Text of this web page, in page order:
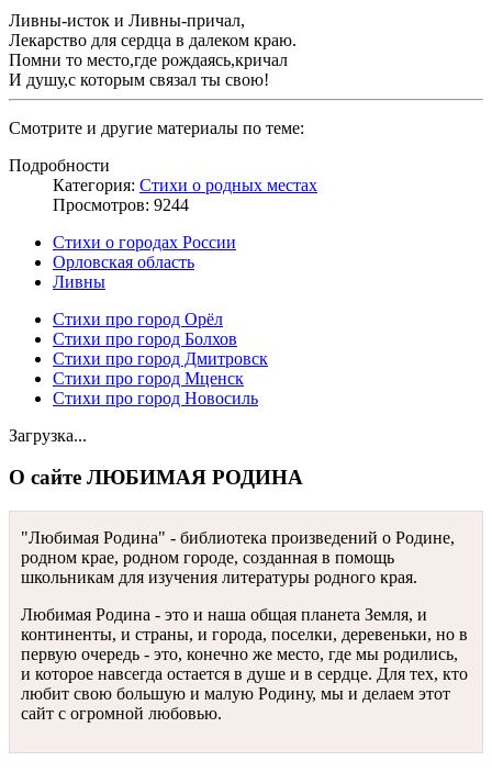
Ливны-исток и Ливны-причал,
Лекарство для сердца в далеком краю.
Помни то место,где рождаясь,кричал
И душу,с которым связал ты свою!
Смотрите и другие материалы по теме:
Подробности
Категория: Стихи о родных местах
Просмотров: 9244
Стихи о городах России
Орловская область
Ливны
Стихи про город Орёл
Стихи про город Болхов
Стихи про город Дмитровск
Стихи про город Мценск
Стихи про город Новосиль
Загрузка...
О сайте ЛЮБИМАЯ РОДИНА
"Любимая Родина" - библиотека произведений о Родине,
родном крае, родном городе, созданная в помощь
школьникам для изучения литературы родного края.
Любимая Родина - это и наша общая планета Земля, и
континенты, и страны, и города, поселки, деревеньки, но в
первую очередь - это, конечно же место, где мы родились,
и которое навсегда остается в душе и в сердце. Для тех, кто
любит свою большую и малую Родину, мы и делаем этот
сайт с огромной любовью.